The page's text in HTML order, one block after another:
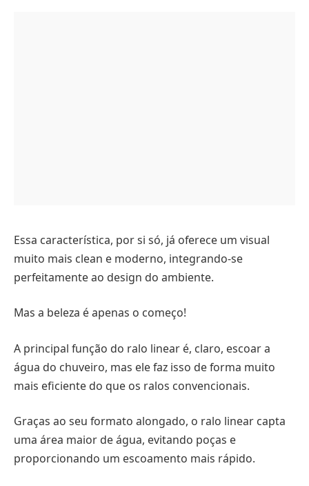
Essa característica, por si só, já oferece um visual
muito mais clean e moderno, integrando-se
perfeitamente ao design do ambiente.
Mas a beleza é apenas o começo!
A principal função do ralo linear é, claro, escoar a
água do chuveiro, mas ele faz isso de forma muito
mais eficiente do que os ralos convencionais.
Graças ao seu formato alongado, o ralo linear capta
uma área maior de água, evitando poças e
proporcionando um escoamento mais rápido.